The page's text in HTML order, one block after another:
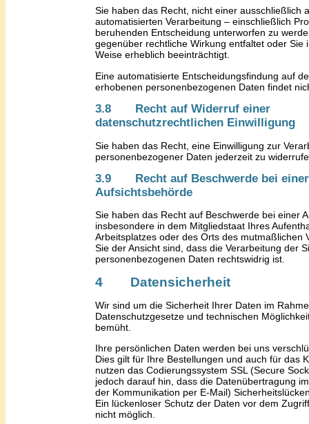
Sie haben das Recht, nicht einer ausschließlich
automatisierten Verarbeitung – einschließlich
beruhenden Entscheidung unterworfen zu
gegenüber rechtliche Wirkung entfaltet oder Sie
Weise erheblich beeinträchtigt.
Eine automatisierte Entscheidungsfindung auf
erhobenen personenbezogenen Daten findet
3.8 Recht auf Widerruf einer
datenschutzrechtlichen Einwilligung
Sie haben das Recht, eine Einwilligung zur
personenbezogener Daten jederzeit zu
3.9 Recht auf Beschwerde bei einer
Aufsichtsbehörde
Sie haben das Recht auf Beschwerde bei einer
insbesondere in dem Mitgliedstaat Ihres
Arbeitsplatzes oder des Orts des mutmaßlichen
Sie der Ansicht sind, dass die Verarbeitung der S
personenbezogenen Daten rechtswidrig ist.
4 Datensicherheit
Wir sind um die Sicherheit Ihrer Daten im
Datenschutzgesetze und technischen
bemüht.
Ihre persönlichen Daten werden bei uns
Dies gilt für Ihre Bestellungen und auch für das
nutzen das Codierungssystem SSL (Secure
jedoch darauf hin, dass die Datenübertragung
der Kommunikation per E-Mail)
Ein lückenloser Schutz der Daten vor dem
nicht möglich.